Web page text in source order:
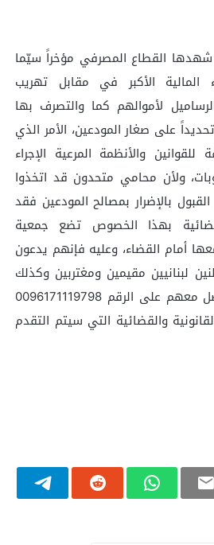
القطاع المصرفي مؤخراً سيّما
المالية الأكبر في مقابل تهريب
لأموالهم كما والتصرف بها
على صغار المودعين، الأمر الذي
والأنظمة المرعية الإجراء
ولأن محامي متحدون قد اتخذوا
بالإضرار بمصالح المودعين فقد
بهذا الخصوص تضع جمعية
أمام القضاء، وعليه فإنهم يدعون
لبنانيين مقيمين ومغتربين وكذلك
الأجانب منهم إلى التواصل معهم على الرقم 0096171119798
والقضائية التي سيتم التقدم